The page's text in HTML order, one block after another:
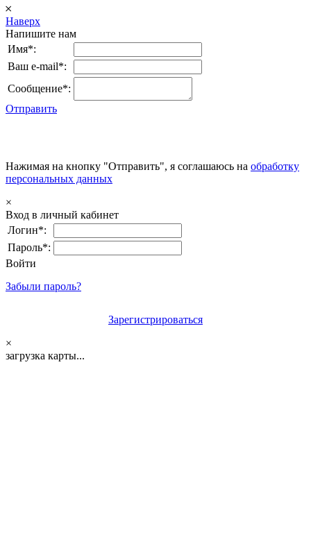
𐄂
Наверх
Напишите нам
Имя*:
Ваш e-mail*:
Сообщение*:
Отправить
Нажимая на кнопку "Отправить", я соглашаюсь на обработку
персональных данных
×
Вход в личный кабинет
Логин*:
Пароль*:
Войти
Забыли пароль?
Зарегистрироваться
×
загрузка карты...